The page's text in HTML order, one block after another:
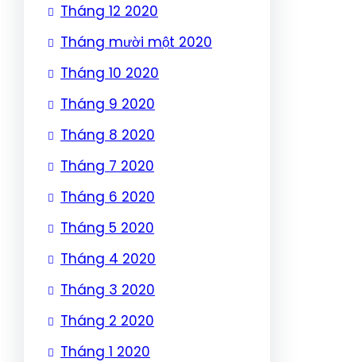
Tháng 12 2020
Tháng mười một 2020
Tháng 10 2020
Tháng 9 2020
Tháng 8 2020
Tháng 7 2020
Tháng 6 2020
Tháng 5 2020
Tháng 4 2020
Tháng 3 2020
Tháng 2 2020
Tháng 1 2020